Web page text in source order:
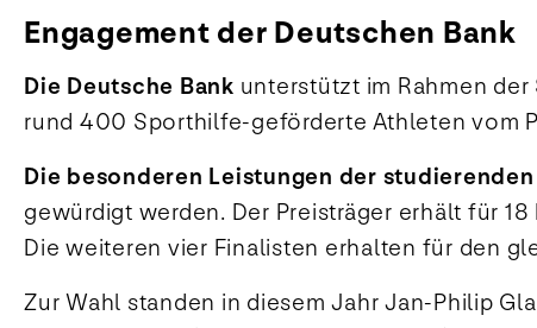
Engagement der Deutschen Bank
Die Deutsche Bank unterstützt im Rahmen
rund 400 Sporthilfe-geförderte Athleten vom
Die besonderen Leistungen der
gewürdigt werden. Der Preisträger erhält für
Die weiteren vier Finalisten erhalten für den
Zur Wahl standen in diesem Jahr Jan-Philip